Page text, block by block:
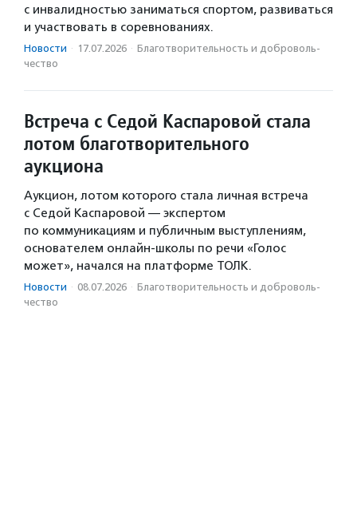
с инвалидностью заниматься спортом, развиваться
и участвовать в соревнованиях.
Новости · 17.07.2026 · Благотвори­тель­ность и доброволь­
чест­во
Встреча с Седой Каспаровой стала
лотом благотворительного
аукциона
Аукцион, лотом которого стала личная встреча
с Седой Каспаровой — экспертом
по коммуникациям и публичным выступлениям,
основателем онлайн-школы по речи «Голос
может», начался на платформе ТОЛК.
Новости · 08.07.2026 · Благотвори­тель­ность и доброволь­
чест­во